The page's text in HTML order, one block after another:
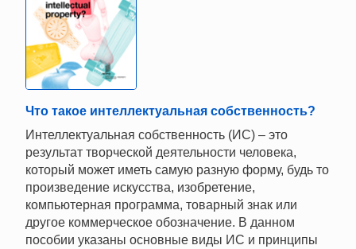
Что такое интеллектуальная собственность?
Интеллектуальная собственность (ИС) – это
результат творческой деятельности человека,
который может иметь самую разную форму, будь то
произведение искусства, изобретение,
компьютерная программа, товарный знак или
другое коммерческое обозначение. В данном
пособии указаны основные виды ИС и принципы